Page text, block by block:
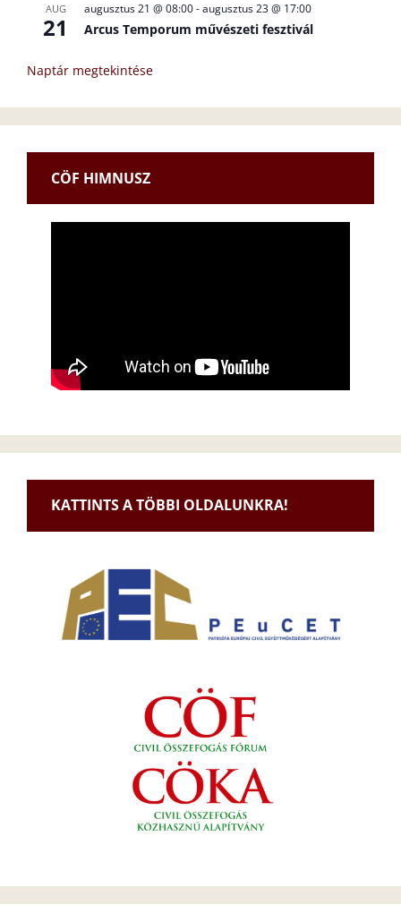
AUG
21
augusztus 21 @ 08:00-augusztus 23 @ 17:00
Arcus Temporum művészeti fesztivál
Naptár megtekintése
CÖF HIMNUSZ
KATTINTS A TÖBBI OLDALUNKRA!